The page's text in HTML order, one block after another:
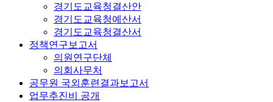
경기도교육청결산안
경기도교육청예산서
경기도교육청결산서
정책연구보고서
의원연구단체
의회사무처
공무원 국외훈련결과보고서
업무추진비 공개